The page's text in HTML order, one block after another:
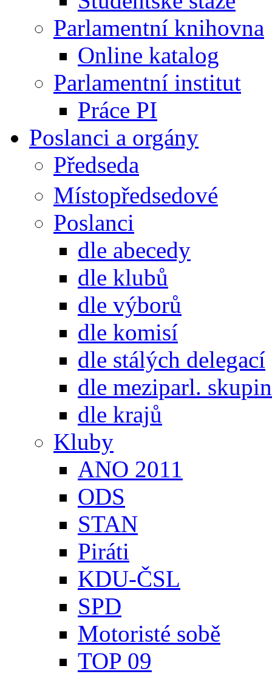
Parlamentní knihovna
Online katalog
Parlamentní institut
Práce PI
Poslanci a orgány
Předseda
Místopředsedové
Poslanci
dle abecedy
dle klubů
dle výborů
dle komisí
dle stálých delegací
dle meziparl. skupin
dle krajů
Kluby
ANO 2011
ODS
STAN
Piráti
KDU-ČSL
SPD
Motoristé sobě
TOP 09